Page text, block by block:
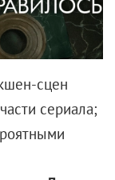
на
фильм.
заживо»
треском
что,